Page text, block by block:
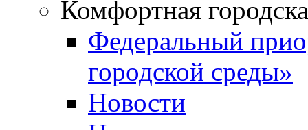
Комфортная
Федеральный
городской среды»
Новости